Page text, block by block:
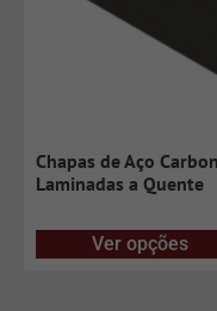
Chapas de Aço
Laminadas a Quente
Ver opções